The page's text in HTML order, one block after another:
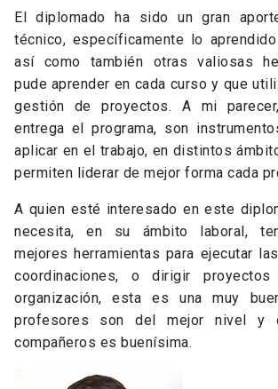
El diplomado ha sido un gran
técnico, específicamente lo
así como también otras valiosas
pude aprender en cada curso y que
gestión de proyectos. A mi
entrega el programa, son
aplicar en el trabajo, en distintos
permiten liderar de mejor forma cada
A quien esté interesado en este
necesita, en su ámbito laboral,
mejores herramientas para ejecutar
coordinaciones, o dirigir
organización, esta es una muy
profesores son del mejor nivel y
compañeros es buenísima.